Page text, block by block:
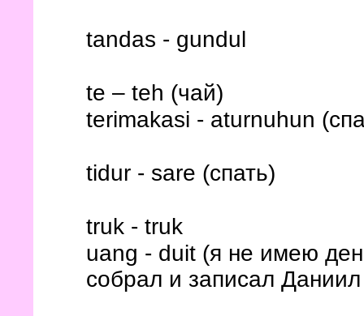
tandas - gundul
te – teh (чай)
terimakasi - aturnuhun
tidur - sare (спать)
truk - truk
uang - duit (я не имею
собрал и записал